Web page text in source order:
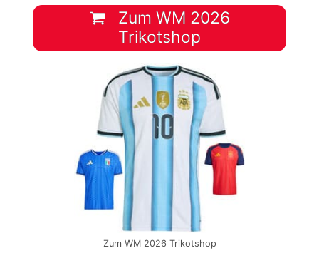
Zum WM 2026
Trikotshop
Zum WM 2026 Trikotshop